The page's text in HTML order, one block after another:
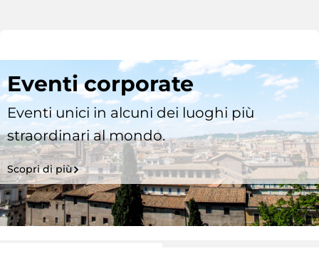
Eventi corporate
Eventi unici in alcuni dei luoghi più
straordinari al mondo.
Scopri di più